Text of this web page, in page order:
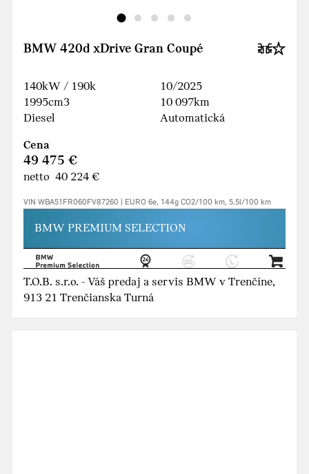
BMW 420d xDrive Gran Coupé
140kW / 190k
1995cm3
Diesel
10/2025
10 097km
Automatická
Cena
49 475 €
netto 40 224 €
VIN WBA51FR060FV87260 | EURO 6e, 144g CO2/100 km, 5.5l/100 km
BMW PREMIUM SELECTION
T.O.B. s.r.o. - Váš predaj a servis BMW v Trenčíne,
913 21 Trenčianska Turná